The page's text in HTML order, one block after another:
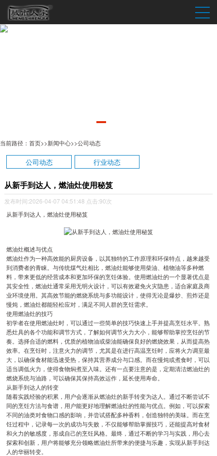
当前路径： 首页>>新闻中心>>公司动态
公司动态 行业动态
从新手到达人，燃油灶使用秘笈
发布时间:2026-04-07 04:51:48 点击:90次
从新手到达人，燃油灶使用秘笈
燃油灶概述与优点
燃油灶作为一种高效能的厨房设备，以其独特的工作原理和环保特点，越来越受
到消费者的青睐。与传统煤气灶相比，燃油灶能够使用柴油、植物油等多种燃
料，带来更低的经营成本和更加环保的烹饪体验。使用燃油灶的一个显著优点是
其安全性，燃油灶通常采用无明火设计，可以有效避免火灾隐患，适合家庭及商
业环境使用。其高效节能的燃烧系统与多功能设计，使得无论是爆炒、煎炸还是
慢炖，燃油灶都能轻松应对，满足不同人群的烹饪需求。
使用燃油灶的技巧
初学者在使用燃油灶时，可以通过一些简单的技巧快速上手并提高烹饪水平。熟
悉灶具的各个功能和调节方式，了解如何调节火力大小，能够帮助掌控烹饪的节
奏。选择合适的燃料，优质的植物油或柴油能确保良好的燃烧效果，从而提高热
效率。在烹饪时，注意火力的调节，尤其是在进行高温烹饪时，应将火力调至最
大，以确保食材能迅速受热，保持其营养成分与口感。而在慢炖或煮食时，可以
适当调低火力，使得食物焖煮至入味。还有一点要注意的是，定期清洁燃油灶的
燃烧系统与油路，可以确保其保持高效运作，延长使用寿命。
从新手到达人的转变
随着实践经验的积累，用户会逐渐从燃油灶的新手转变为达人。通过不断尝试不
同的烹饪方法与食谱，用户能更好地理解燃油灶的性能与优点。例如，可以探索
不同的油类对食物口感的影响，并尝试搭配多种香料，创造独特的美味。而在烹
饪过程中，记录每一次的成功与失败，不仅能够帮助掌握技巧，还能提高对食材
和火力的敏感度，形成自己的烹饪风格。最终，通过不断的学习与实践，用心去
探索和创新，用户将能够充分领略燃油灶所带来的便捷与乐趣，实现从新手到达
人的华丽转变。